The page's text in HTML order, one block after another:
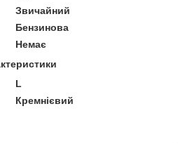
Звичайний
Бензинова
Немає
L
Кремнієвий